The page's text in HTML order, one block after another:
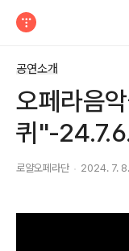
공연소개
오페라음
퀴"-
로얄오페라단 2024. 7.